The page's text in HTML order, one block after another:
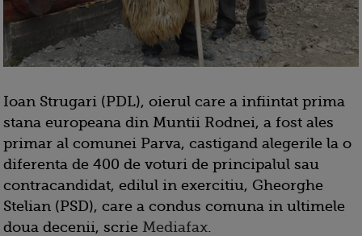
Ioan Strugari (PDL), oierul care a infiintat prima
stana europeana din Muntii Rodnei, a fost ales
primar al comunei Parva, castigand alegerile la o
diferenta de 400 de voturi de principalul sau
contracandidat, edilul in exercitiu, Gheorghe
Stelian (PSD), care a condus comuna in ultimele
doua decenii, scrie Mediafax.